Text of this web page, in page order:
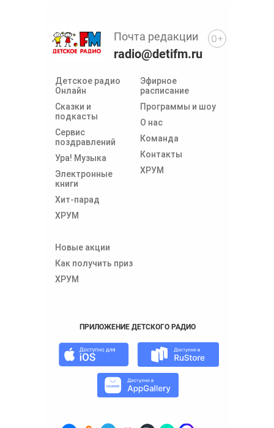
Детское радио
Онлайн
Сказки и
подкасты
Сервис
поздравлений
Ура! Музыка
Электронные
книги
Хит-парад
ХРУМ
Эфирное
расписание
Программы и шоу
О нас
Команда
Контакты
ХРУМ
Новые акции
Как получить приз
ХРУМ
Почта редакции
radio@detifm.ru
ПРИЛОЖЕНИЕ ДЕТСКОГО РАДИО
0+